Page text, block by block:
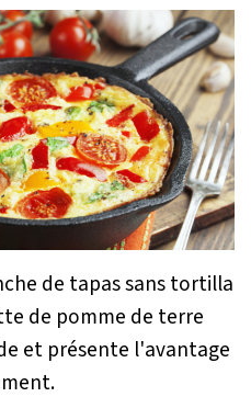
de tapas sans tortilla
de pomme de terre
et présente l'avantage